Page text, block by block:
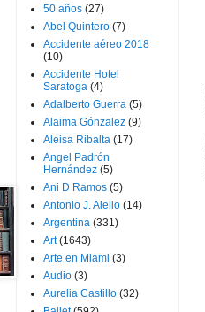
50 años (27)
Abel Quintero (7)
Accidente aéreo 2018
(10)
Accidente Hotel
Saratoga (4)
Adalberto Guerra (5)
Alaima Gónzalez (9)
Aleisa Ribalta (17)
Angel Padrón
Hernández (5)
Ani D Ramos (5)
Antonio J. Aiello (14)
Argentina (331)
Art (1643)
Arte en Miami (3)
Audio (3)
Aurelia Castillo (32)